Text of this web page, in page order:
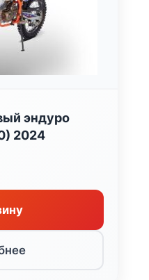
эндуро
2024